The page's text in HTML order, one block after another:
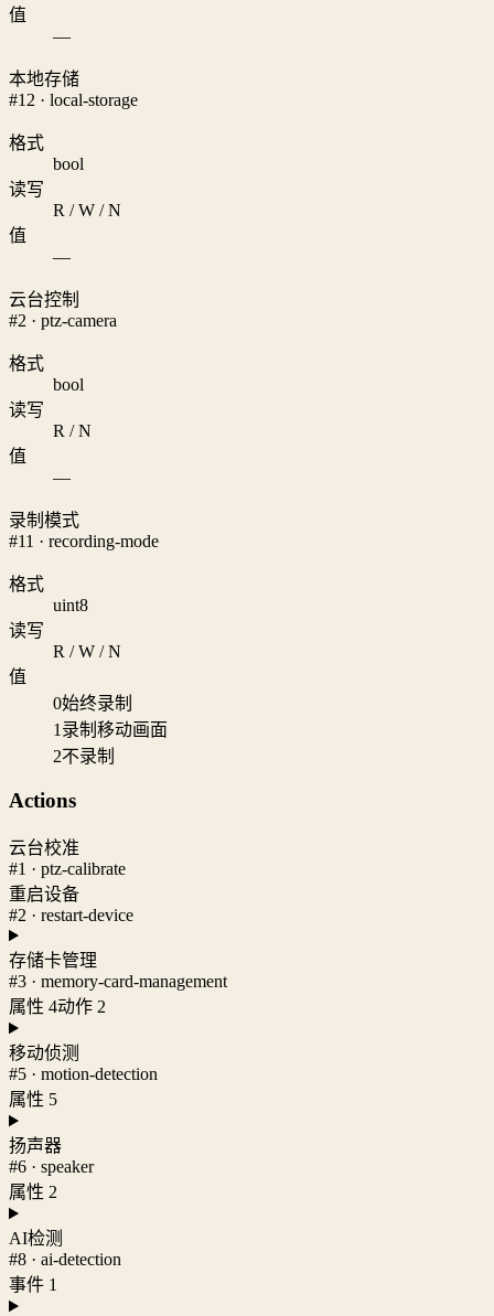
值
—
本地存储
#12 · local-storage
格式
bool
读写
R / W / N
值
—
云台控制
#2 · ptz-camera
格式
bool
读写
R / N
值
—
录制模式
#11 · recording-mode
格式
uint8
读写
R / W / N
值
0始终录制
1 录制移动画面
2不录制
Actions
云台校准
#1 · ptz-calibrate
重启设备
#2 · restart-device
存储卡管理
#3 · memory-card-management
属性 4动作 2
移动侦测
#5 · motion-detection
属性 5
扬声器
#6 · speaker
属性 2
AI检测
#8 · ai-detection
事件 1